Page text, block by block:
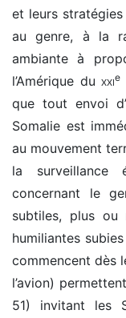
et leurs
au genre, à la
ambiante à
l’Amérique duxxie
que tout envoi
Somalie est
au mouvement
la surveillance
concernant le
subtiles, plus ou
humiliantes
commencent dès
l’avion)
51) invitant les